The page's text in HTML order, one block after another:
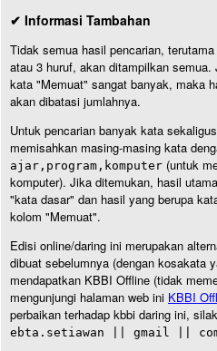
✔ Informasi Tambahan
Tidak semua hasil pencarian,
atau 3 huruf, akan ditampilkan
kata "Memuat" sangat banyak, maka
akan dibatasi jumlahnya.
Untuk pencarian banyak kata
memisahkan masing-masing kata
ajar,program,komputer (untuk
komputer). Jika ditemukan, hasil
"kata dasar" dan hasil yang berupa
kolom "Memuat".
Edisi online/daring ini merupakan
dibuat sebelumnya (dengan kosakata
mendapatkan KBBI Offline (tidak
mengunjungi halaman web ini KBBI
perbaikan terhadap kbbi daring ini,
ebta.setiawan || gmail ||